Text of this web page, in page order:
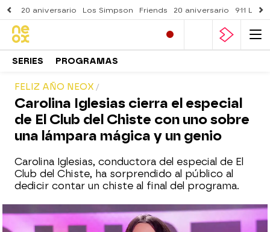
20 aniversario Los Simpson Friends 20 aniversario 911
SERIES PROGRAMAS
FELIZ AÑO NEOX
Carolina Iglesias cierra el especial
de El Club del Chiste con uno sobre
una lámpara mágica y un genio
Carolina Iglesias, conductora del especial de El
Club del Chiste, ha sorprendido al público al
dedicir contar un chiste al final del programa.